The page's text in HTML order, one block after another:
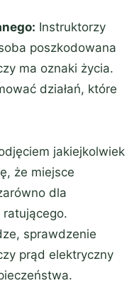
Instruktorzy
poszkodowana
ma oznaki życia.
działań, które
jakiejkolwiek
że miejsce
dla
sprawdzenie
prąd elektryczny